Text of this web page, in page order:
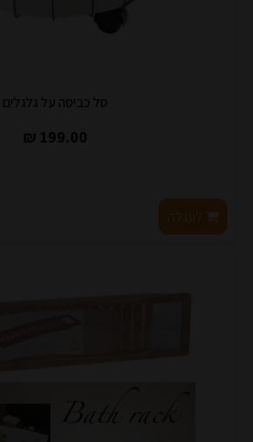
סל כביסה על גלגלים
199.00 ₪
לעגלה